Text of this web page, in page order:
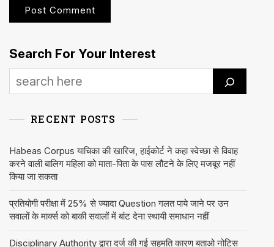
Search For Your Interest
RECENT POSTS
Habeas Corpus याचिका की खारिज, हाईकोर्ट ने कहा स्वेच्छा से विवाह
करने वाली बालिग महिला को माता-पिता के पास लौटने के लिए मजबूर नहीं
किया जा सकता
प्रतियोगी परीक्षा में 25% से ज्यादा Question गलत पाये जाने पर उन
सवालों के मार्क्स को बाकी सवालों में बांट देना स्थायी समाधान नहीं
Disciplinary Authority द्वारा दर्ज की गई सहमति कारण बताओ नोटिस